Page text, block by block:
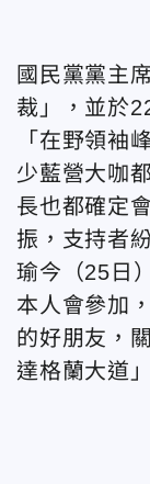
國民黨黨主
裁」，並於
「在野領袖
少藍營大咖
長也都確定
振，支持者
瑜今（25日
本人會參加
的好朋友，
達格蘭大道